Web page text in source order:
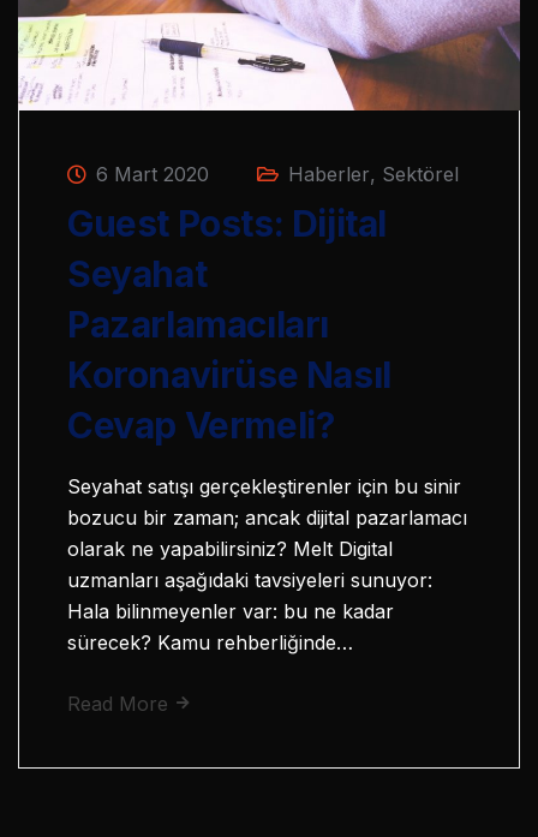
6 Mart 2020 Haberler, Sektörel
Guest Posts: Dijital
Seyahat
Pazarlamacıları
Koronavirüse Nasıl
Cevap Vermeli?
Seyahat satışı gerçekleştirenler için bu sinir
bozucu bir zaman; ancak dijital pazarlamacı
olarak ne yapabilirsiniz? Melt Digital
uzmanları aşağıdaki tavsiyeleri sunuyor:
Hala bilinmeyenler var: bu ne kadar
sürecek? Kamu rehberliğinde…
Read More